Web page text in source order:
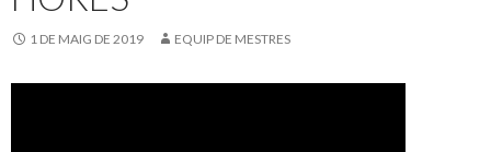
k
1 DE MAIG DE 2019 EQUIP DE MESTRES